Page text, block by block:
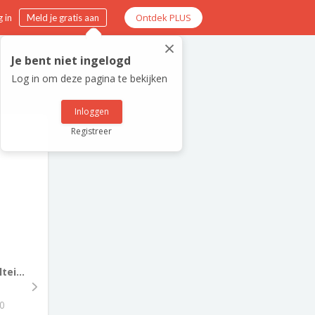
in Meld je gratis aan Ontdek PLUS
×
Je bent niet ingelogd
Log in om deze pagina te bekijken
Inloggen
Registreer